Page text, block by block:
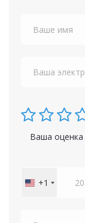
Ваша оценка
United
+1